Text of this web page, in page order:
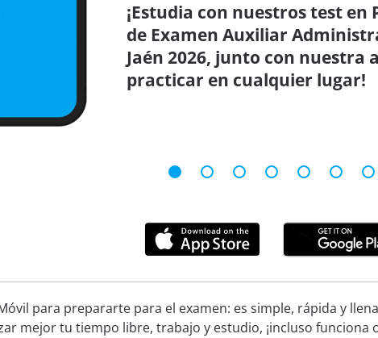
¡Estudia con nuestros test en
de Examen Auxiliar
Jaén 2026, junto con nuestra
practicar en cualquier lugar!
para prepararte para el examen: es simple, rápida y
mejor tu tiempo libre, trabajo y estudio, ¡incluso funciona